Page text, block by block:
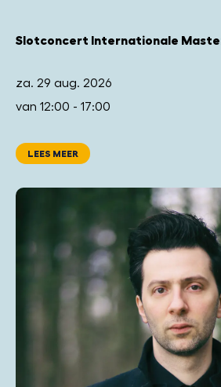
Slotconcert Internationale
za. 29 aug. 2026
van 12:00 - 17:00
LEES MEER